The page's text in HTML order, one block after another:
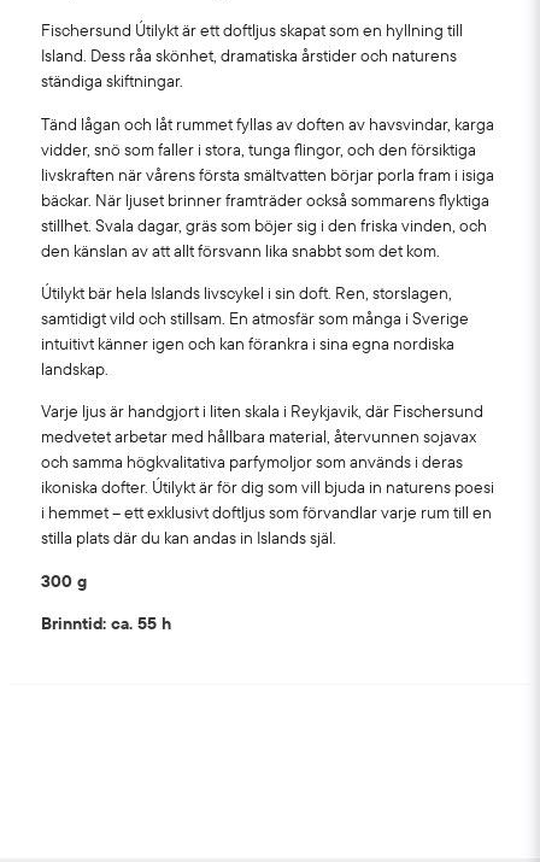
Fischersund Útilykt är ett doftljus skapat som en hyllning till
Island. Dess råa skönhet, dramatiska årstider och naturens
ständiga skiftningar.
Tänd lågan och låt rummet fyllas av doften av havsvindar, karga
vidder, snö som faller i stora, tunga flingor, och den försiktiga
livskraften när vårens första smältvatten börjar porla fram i isiga
bäckar. När ljuset brinner framträder också sommarens flyktiga
stillhet. Svala dagar, gräs som böjer sig i den friska vinden, och
den känslan av att allt försvann lika snabbt som det kom.
Útilykt bär hela Islands livscykel i sin doft. Ren, storslagen,
samtidigt vild och stillsam. En atmosfär som många i Sverige
intuitivt känner igen och kan förankra i sina egna nordiska
landskap.
Varje ljus är handgjort i liten skala i Reykjavik, där Fischersund
medvetet arbetar med hållbara material, återvunnen sojavax
och samma högkvalitativa parfymoljor som används i deras
ikoniska dofter. Útilykt är för dig som vill bjuda in naturens poesi
i hemmet – ett exklusivt doftljus som förvandlar varje rum till en
stilla plats där du kan andas in Islands själ.
300 g
Brinntid: ca. 55 h